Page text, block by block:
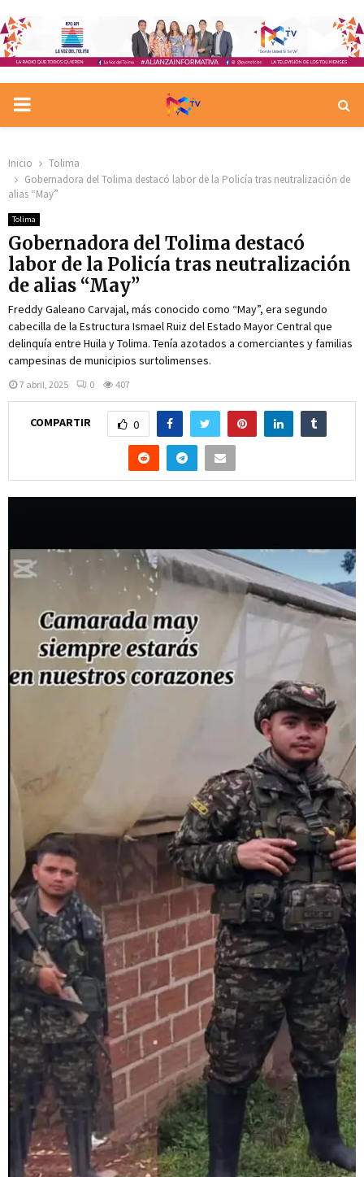
PRIMARY
Inicio
Tolima
Gobernadora del Tolima destacó labor de la Policía tras neutralización de
alias “May”
Tolima
Gobernadora del Tolima destacó
labor de la Policía tras neutralización
de alias “May”
Freddy Galeano Carvajal, más conocido como “May”, era segundo
cabecilla de la Estructura Ismael Ruiz del Estado Mayor Central que
delinquía entre Huila y Tolima. Tenía azotados a comerciantes y familias
campesinas de municipios surtolimenses.
7 abril, 2025 0 407
COMPARTIR 0